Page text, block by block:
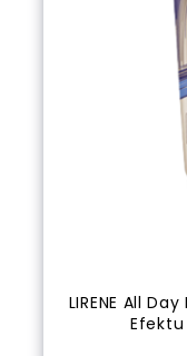
LIRENE All